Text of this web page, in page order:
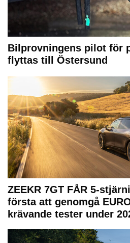
Bilprovningens pilot för
flyttas till Östersund
ZEEKR 7GT FÅR 5-
första att genomgå
krävande tester under